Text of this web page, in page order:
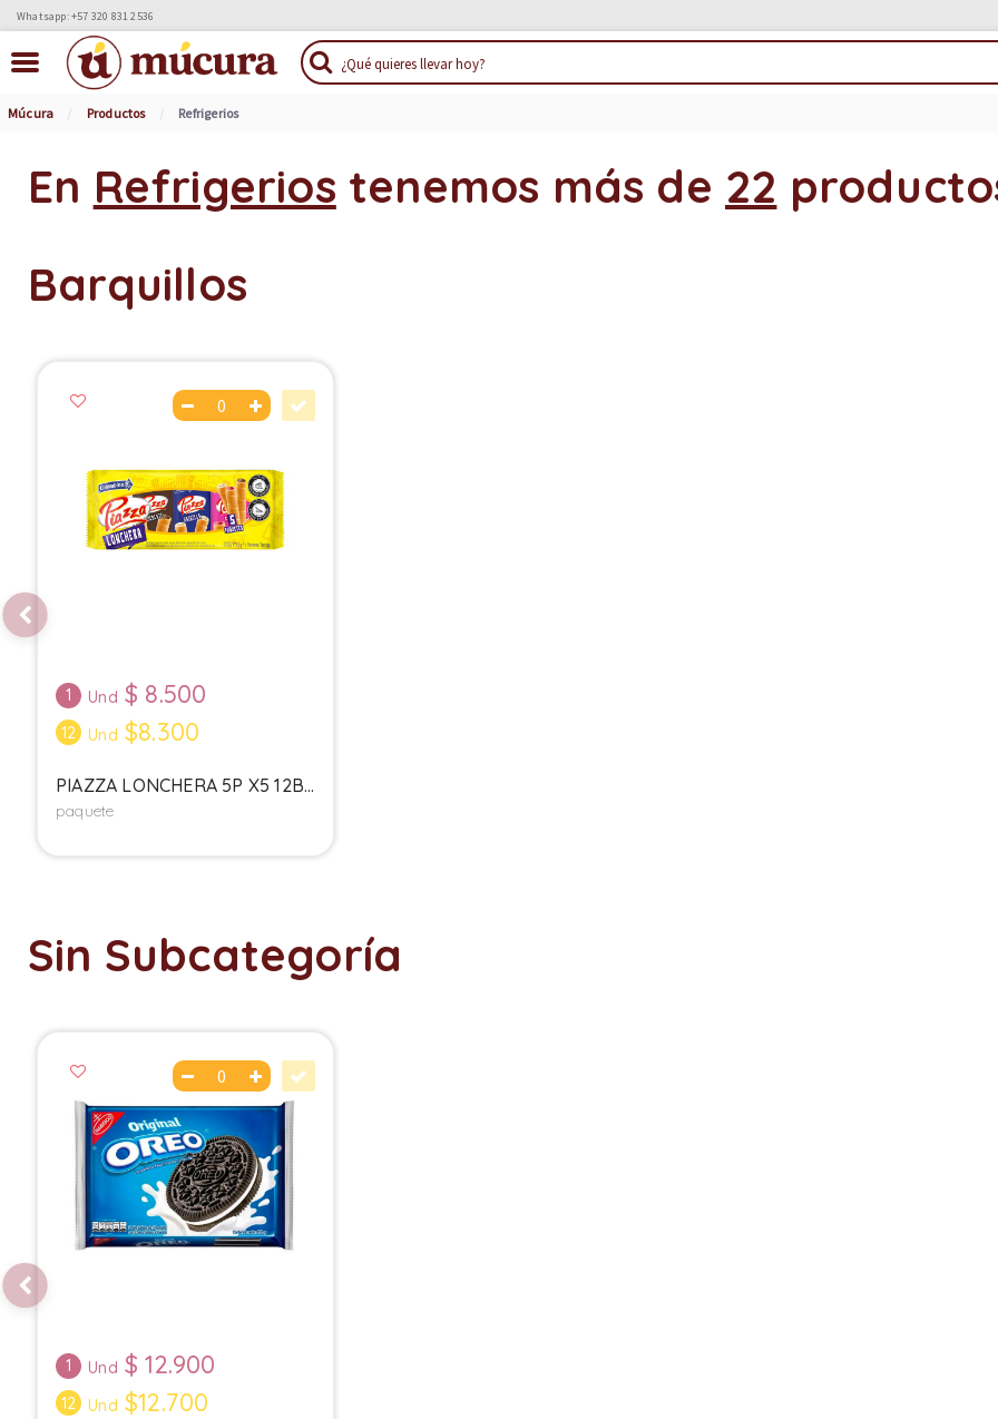
Whatsapp: +57 320 831 2536
Múcura Productos Refrigerios
En Refrigerios tenemos más de 22
Barquillos
1 Und $ 8.500
12 Und $8.300
PIAZZA LONCHERA 5P X5 12B...
paquete
Sin Subcategoría
1 Und $ 12.900
12 Und $12.700